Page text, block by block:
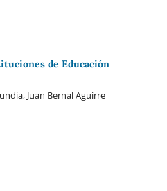
de Educación
Juan Bernal Aguirre